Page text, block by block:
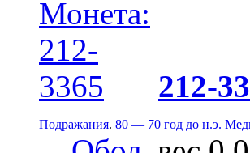
212-
Подражания. 80 — 70 год до н.э.